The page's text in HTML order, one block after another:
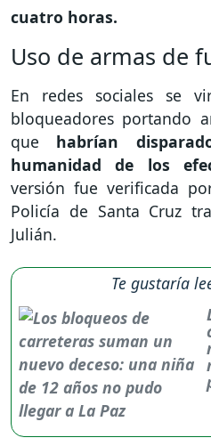
cuatro horas.
Uso de armas de
En redes sociales se
bloqueadores portando
que habrían
humanidad de los
versión fue verificada
Policía de Santa Cruz
Julián.
Te gustaría